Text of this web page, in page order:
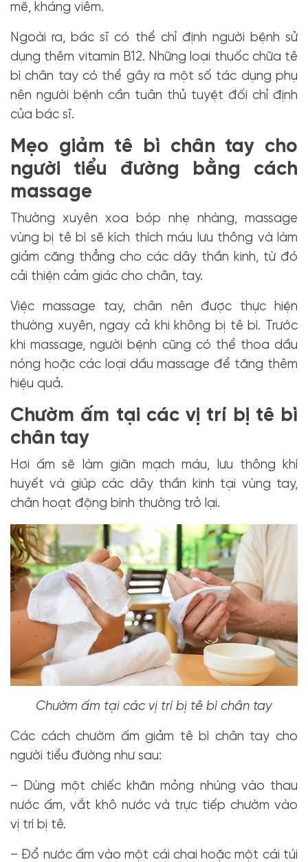
mẽ, kháng viêm.
Ngoài ra, bác sĩ có thể chỉ định người bệnh sử
dụng thêm vitamin B12. Những loại thuốc chữa tê
bì chân tay có thể gây ra một số tác dụng phụ
nên người bệnh cần tuân thủ tuyệt đối chỉ định
của bác sĩ.
Mẹo giảm tê bì chân tay cho
người tiểu đường bằng cách
massage
Thường xuyên xoa bóp nhẹ nhàng, massage
vùng bị tê bì sẽ kích thích máu lưu thông và làm
giảm căng thẳng cho các dây thần kinh, từ đó
cải thiện cảm giác cho chân, tay.
Việc massage tay, chân nên được thực hiện
thường xuyên, ngay cả khi không bị tê bì. Trước
khi massage, người bệnh cũng có thể thoa dầu
nóng hoặc các loại dầu massage để tăng thêm
hiệu quả.
Chườm ấm tại các vị trí bị tê bì
chân tay
Hơi ấm sẽ làm giãn mạch máu, lưu thông khí
huyết và giúp các dây thần kinh tại vùng tay,
chân hoạt động bình thường trở lại.
Chườm ấm tại các vị trí bị tê bì chân tay
Các cách chườm ấm giảm tê bì chân tay cho
người tiểu đường như sau:
– Dùng một chiếc khăn mỏng nhúng vào thau
nước ấm, vắt khô nước và trực tiếp chườm vào
vị trí bị tê.
– Đổ nước ấm vào một cái chai hoặc một cái túi